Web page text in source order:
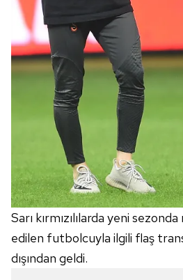
Sarı kırmızılılarda yeni
edilen futbolcuyla ilgili flaş
dışından geldi.